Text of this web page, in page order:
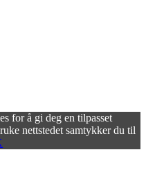
for å gi deg en tilpasset
nettstedet samtykker du til